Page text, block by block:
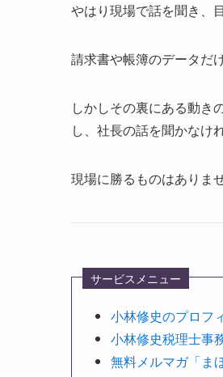
やはり現場で話を聞き、
請求書や帳簿のデータだ
しかしその裏にある動き
し、社長の話を聞かなけ
現場に勝るものはありませ
サービスメニュー
小林修史のプロフ
小林修史税理士事
無料メルマガ「ま